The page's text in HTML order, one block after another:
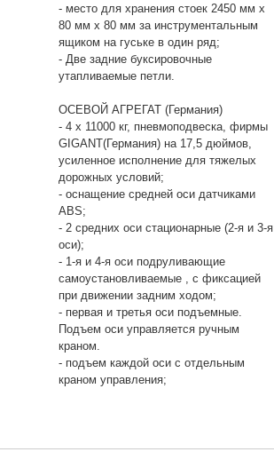
- место для хранения стоек 2450 мм х
80 мм х 80 мм за инструментальным
ящиком на гуське в один ряд;
- Две задние буксировочные
утапливаемые петли.
ОСЕВОЙ АГРЕГАТ (Германия)
- 4 х 11000 кг, пневмоподвеска, фирмы
GIGANT(Германия) на 17,5 дюймов,
усиленное исполнение для тяжелых
дорожных условий;
- оснащение средней оси датчиками
ABS;
- 2 средних оси стационарные (2-я и 3-я
оси);
- 1-я и 4-я оси подруливающие
самоустановливаемые , с фиксацией
при движении задним ходом;
- первая и третья оси подъемные.
Подъем оси управляется ручным
краном.
- подъем каждой оси с отдельным
краном управления;